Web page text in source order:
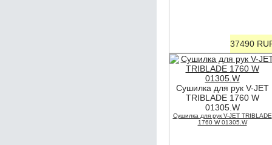
37490
Сушилка для рук V-JET
TRIBLADE 1760 W
01305.W
Сушилка для рук V-JET TRIBLADE
1760 W 01305.W